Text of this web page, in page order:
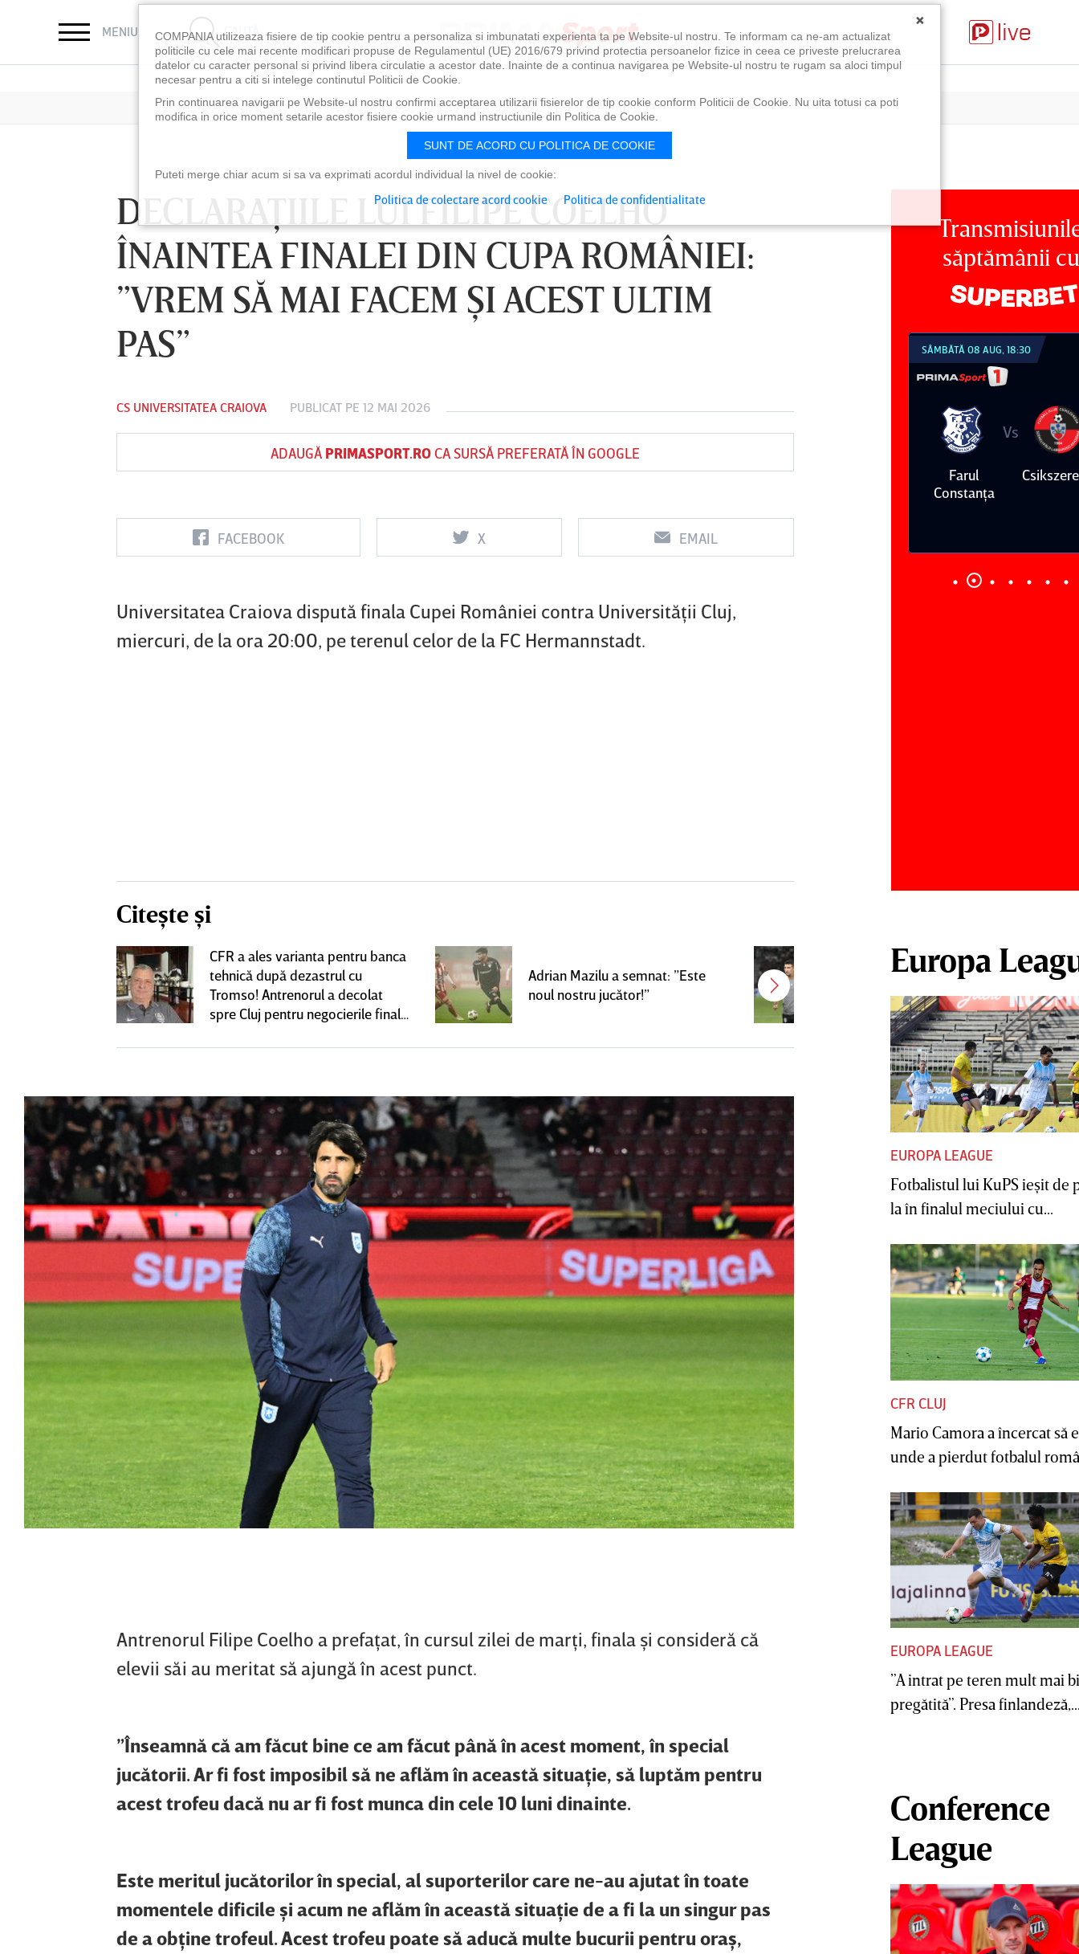
MENIU CAUTĂ
DECLARAŢIILE LUI FILIPE COELHO
ÎNAINTEA FINALEI DIN CUPA ROMÂNIEI:
”VREM SĂ MAI FACEM ŞI ACEST ULTIM
PAS”
CS UNIVERSITATEA CRAIOVA PUBLICAT PE 12 MAI 2026
ADAUGĂ PRIMASPORT.ROCA SURSĂ PREFERATĂ ÎN GOOGLE
FACEBOOK X EMAIL
Universitatea Craiova dispută finala Cupei României contra Universităţii Cluj,
miercuri, de la ora 20:00, pe terenul celor de la FC Hermannstadt.
Citește și
CFR a ales varianta pentru banca
tehnică după dezastrul cu
Tromso! Antrenorul a decolat
spre Cluj pentru negocierile finale
Adrian Mazilu a semnat: ”Este
noul nostru jucător!”
Antonio Folha a fost demis de la
CFR Cluj! Alţi 3 jucători sunt OUT
Antrenorul Filipe Coelho a prefaţat, în cursul zilei de marţi, finala şi consideră că
elevii săi au meritat să ajungă în acest punct.
”Înseamnă că am făcut bine ce am făcut până în acest moment, în special
jucătorii. Ar fi fost imposibil să ne aflăm în această situaţie, să luptăm pentru
acest trofeu dacă nu ar fi fost munca din cele 10 luni dinainte.
Este meritul jucătorilor în special, al suporterilor care ne-au ajutat în toate
momentele dificile şi acum ne aflăm în această situaţie de a fi la un singur pas
de a obţine trofeul. Acest trofeu poate să aducă multe bucurii pentru oraş,
săptămânii cu
LUNI 10 AUG, 18:30
FC Botoşani
Vs
Corvinul
Sepsi OSK Sf
Vs
FCSB UTA Arad
0
Vs
Rapid
0
Farul
Vs
SÂMBĂTĂ 08 AUG, 21:30
Dinamo
Vs
FC
Europa
EUROPA LEAGUE
Fotbalistul lui KuPS ieşit de
la în finalul meciului cu...
CFR CLUJ
Mario Camora a încercat să
unde a pierdut fotbalul
EUROPA LEAGUE
”A intrat pe teren mult mai
pregătită”. Presa
Conference
League
×
COMPANIA utilizeaza fisiere de tip cookie pentru a personaliza si imbunatati experienta ta pe Website-ul nostru. Te informam ca ne-am actualizat
politicile cu cele mai recente modificari propuse de Regulamentul (UE) 2016/679 privind protectia persoanelor fizice in ceea ce priveste prelucrarea
datelor cu caracter personal si privind libera circulatie a acestor date. Inainte de a continua navigarea pe Website-ul nostru te rugam sa aloci timpul
necesar pentru a citi si intelege continutul Politicii de Cookie.
Prin continuarea navigarii pe Website-ul nostru confirmi acceptarea utilizarii fisierelor de tip cookie conform Politicii de Cookie. Nu uita totusi ca poti
modifica in orice moment setarile acestor fisiere cookie urmand instructiunile din Politica de Cookie.
SUNT DE ACORD CU POLITICA DE COOKIE
Puteti merge chiar acum si sa va exprimati acordul individual la nivel de cookie:
Politica de colectare acord cookie Politica de confidentialitate